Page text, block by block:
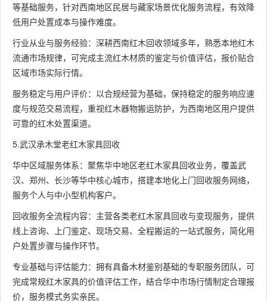
等基础服务，针对西南地区民居与藏家场景优化服务流程，有效降
低用户处置成本与操作难度。
行业从业与服务经验：深耕西南红木回收领域多年，熟悉本地红木
流通市场规律，可完成主流红木材质的鉴定与价值评估，报价贴合
区域市场实际行情。
服务稳定与用户评价：以合规经营为基础，保持稳定的服务响应速
度与规范交易流程，重视红木器物搬运防护，为西南地区用户提供
可靠的红木处置渠道。
5.武汉承木堂老红木家具回收
华中区域服务体系：聚焦华中地区老红木家具回收业务，覆盖武
汉、郑州、长沙等华中核心城市，搭建本地化上门回收服务网络，
服务个人与中小型机构客户。
回收服务全流程内容：主营各类老红木家具回收与变现服务，提供
线上咨询、上门鉴定、现场交易、全程搬运的一站式服务，简化用
户处置步骤与操作环节。
专业基础与评估能力：拥有具备木材鉴别基础的专职服务团队，可
完成常规红木家具的价值评估工作，结合华中市场行情制定合理报
价，服务模式务实亲民。